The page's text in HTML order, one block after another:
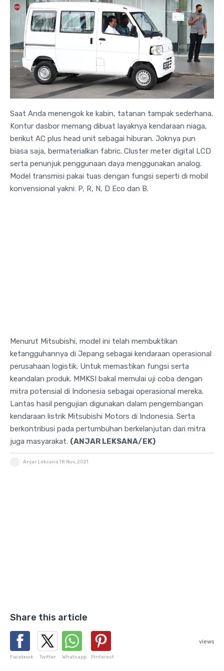
Saat Anda menengok ke kabin, tatanan tampak sederhana.
Kontur dasbor memang dibuat layaknya kendaraan niaga,
berikut AC plus head unit sebagai hiburan. Joknya pun
biasa saja, bermaterialkan fabric. Cluster meter digital LCD
serta penunjuk penggunaan daya menggunakan analog.
Model transmisi pakai tuas dengan fungsi seperti di mobil
konvensional yakni: P, R, N, D Eco dan B.
Menurut Mitsubishi, model ini telah membuktikan
ketangguhannya di Jepang sebagai kendaraan operasional
perusahaan logistik. Untuk memastikan fungsi serta
keandalan produk. MMKSI bakal memulai uji coba dengan
mitra potensial di Indonesia sebagai operasional mereka.
Lantas hasil pengujian digunakan dalam pengembangan
kendaraan listrik Mitsubishi Motors di Indonesia. Serta
berkontribusi pada pertumbuhan berkelanjutan dari mitra
juga masyarakat. (ANJAR LEKSANA/EK)
Anjar Leksana 18 Nov, 2021
Share this article
Facebook Twitter Whatsapp Pinterest
views